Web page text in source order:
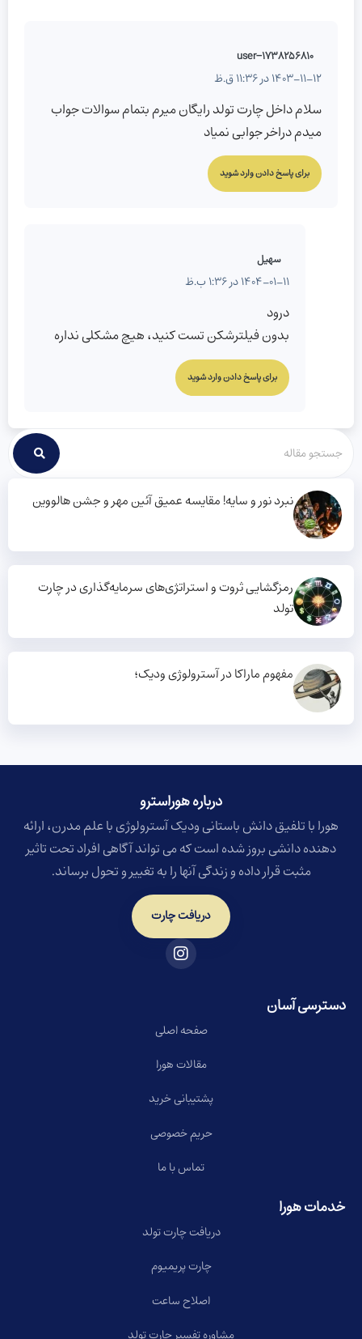
user-1738256810
1403-11-12 در 11:36 ق.ظ
سلام داخل چارت تولد رایگان میرم بتمام سوالات جواب
میدم دراخر جوابی نمیاد
برای پاسخ دادن وارد شوید
سهیل
1404-01-11 در 1:36 ب.ظ
درود
بدون فیلترشکن تست کنید، هیچ مشکلی نداره
برای پاسخ دادن وارد شوید
نبرد نور و سایه! مقایسه عمیق آئین مهر و جشن هالووین
رمزگشایی ثروت و استراتژی‌های سرمایه‌گذاری در چارت
تولد
مفهوم ماراکا در آسترولوژی ودیک؛
درباره هوراسترو​
هورا با تلفیق دانش باستانی ودیک آسترولوژی با علم مدرن، ارائه
دهنده دانشی بروز شده است که می تواند آگاهی افراد تحت تاثیر
مثبت قرار داده و زندگی آنها را به تغییر و تحول برساند.
دریافت چارت
دسترسی آسان
صفحه اصلی
مقالات هورا
پشتیبانی خرید
حریم خصوصی
تماس با ما
خدمات هورا
دریافت چارت تولد
چارت پریمیوم
اصلاح ساعت
مشاوره تفسیر چارت تولد